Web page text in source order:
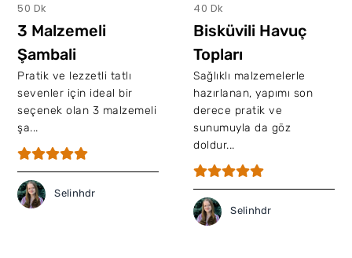
50 Dk
3 Malzemeli
Şambali
Pratik ve lezzetli tatlı
sevenler için ideal bir
seçenek olan 3 malzemeli
şa...
Selinhdr
40 Dk
Bisküvili Havuç
Topları
Sağlıklı malzemelerle
hazırlanan, yapımı son
derece pratik ve
sunumuyla da göz
doldur...
Selinhdr